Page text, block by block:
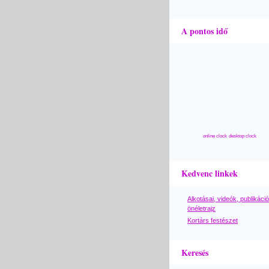
A pontos idő
online clock desktop clock
Kedvenc linkek
Alkotásai, videók,
önéletrajz
Kortárs festészet
Keresés